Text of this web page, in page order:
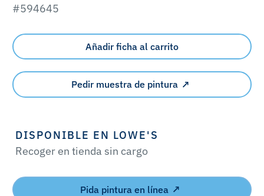
#594645
Añadir ficha al carrito
Pedir muestra de pintura
DISPONIBLE EN LOWE'S
Recoger en tienda sin cargo
Pida pintura en línea